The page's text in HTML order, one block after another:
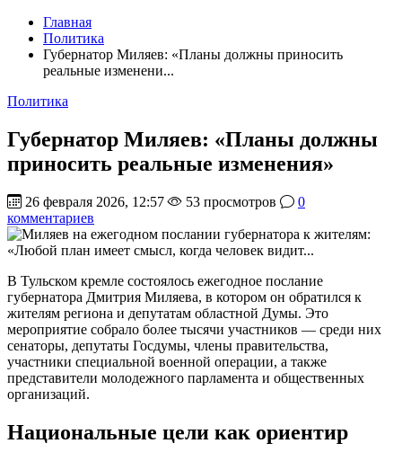
Главная
Политика
Губернатор Миляев: «Планы должны приносить
реальные изменени...
Политика
Губернатор Миляев: «Планы должны
приносить реальные изменения»
26 февраля 2026, 12:57 53 просмотров
0
комментариев
В Тульском кремле состоялось ежегодное послание
губернатора Дмитрия Миляева, в котором он обратился к
жителям региона и депутатам областной Думы. Это
мероприятие собрало более тысячи участников — среди них
сенаторы, депутаты Госдумы, члены правительства,
участники специальной военной операции, а также
представители молодежного парламента и общественных
организаций.
Национальные цели как ориентир